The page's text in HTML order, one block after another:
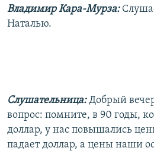
Владимир Кара-Мурза:
Наталью.
Слушательница:Добрый
вопрос: помните, в 90 годы,
доллар, у нас повышались
падает доллар, а цены наши